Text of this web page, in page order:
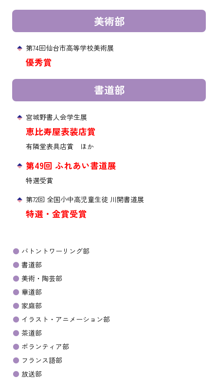
美術部
第74回仙台市高等学校美術展
優秀賞
書道部
宮城野書人会学生展
恵比寿屋表装店賞
有隣堂表具店賞 ほか
第49回 ふれあい書道展
特選受賞
第72回 全国小中高児童生徒 川開書道展
特選・金賞受賞
バトントワーリング部
書道部
美術・陶芸部
華道部
家庭部
イラスト・アニメーション部
茶道部
ボランティア部
フランス語部
放送部